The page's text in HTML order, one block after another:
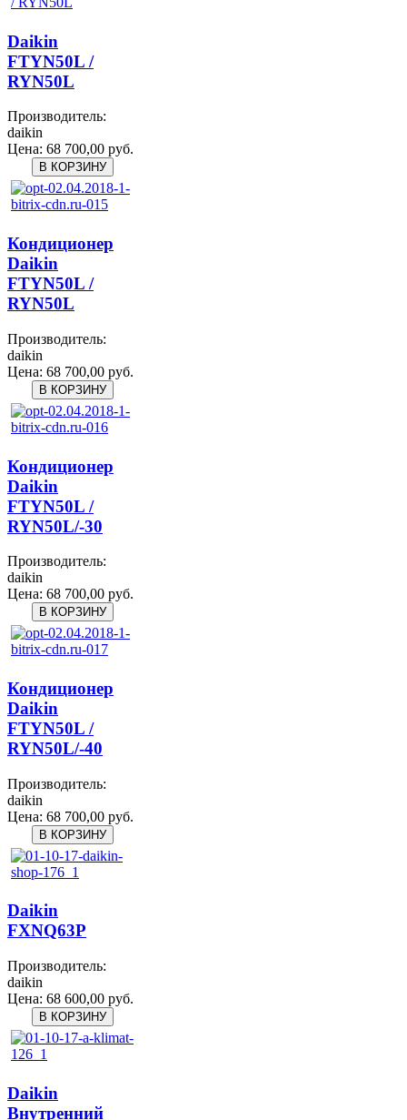
Daikin
FTYN50L /
RYN50L
Производитель:
daikin
Цена: 68 700,00 руб.
Кондиционер
Daikin
FTYN50L /
RYN50L
Производитель:
daikin
Цена: 68 700,00 руб.
Кондиционер
Daikin
FTYN50L /
RYN50L/-30
Производитель:
daikin
Цена: 68 700,00 руб.
Кондиционер
Daikin
FTYN50L /
RYN50L/-40
Производитель:
daikin
Цена: 68 700,00 руб.
Daikin
FXNQ63P
Производитель:
daikin
Цена: 68 600,00 руб.
Daikin
Внутренний